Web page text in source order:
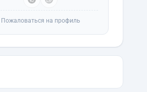
Пожаловаться на профиль